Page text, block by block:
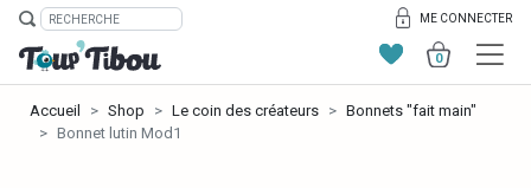
ME CONNECTER
0
Accueil Shop Le coin des créateurs
Bonnets "fait main"
Bonnet lutin Mod1